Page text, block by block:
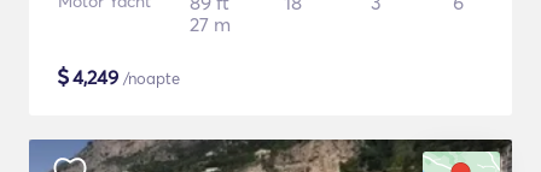
27 m
$4,249 /noapte